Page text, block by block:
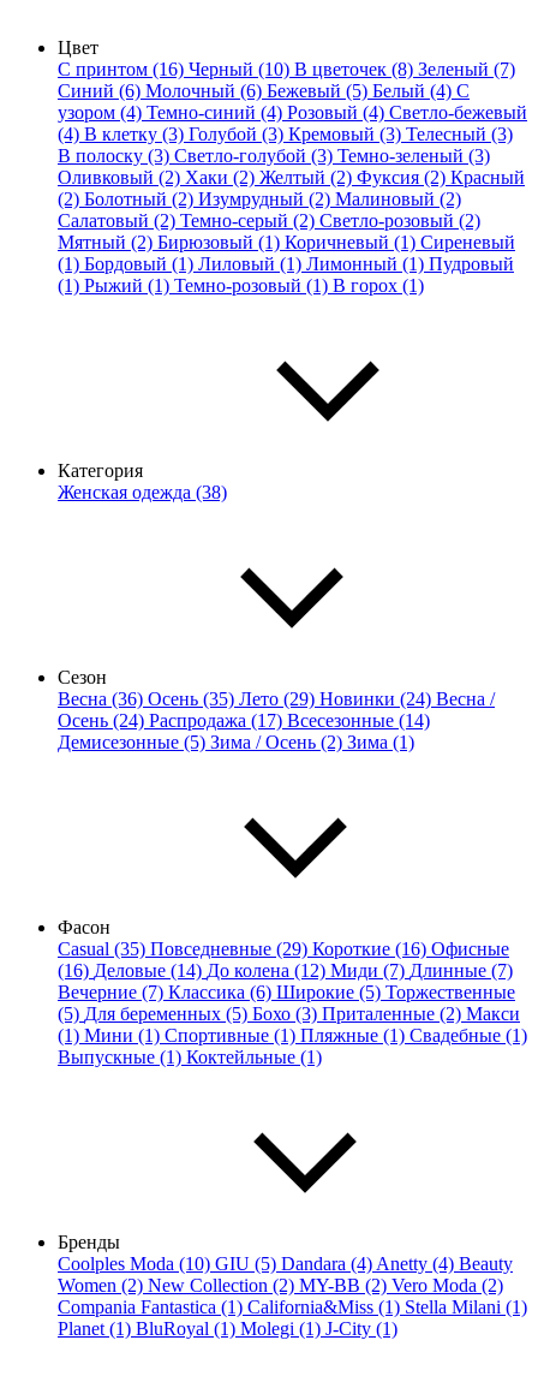
Цвет
С принтом (16) Черный (10) В цветочек (8) Зеленый (7)
Синий (6) Молочный (6) Бежевый (5) Белый (4) С
узором (4) Темно-синий (4) Розовый (4) Светло-бежевый
(4) В клетку (3) Голубой (3) Кремовый (3) Телесный (3)
В полоску (3) Светло-голубой (3) Темно-зеленый (3)
Оливковый (2) Хаки (2) Желтый (2) Фуксия (2) Красный
(2) Болотный (2) Изумрудный (2) Малиновый (2)
Салатовый (2) Темно-серый (2) Светло-розовый (2)
Мятный (2) Бирюзовый (1) Коричневый (1) Сиреневый
(1) Бордовый (1) Лиловый (1) Лимонный (1) Пудровый
(1) Рыжий (1) Темно-розовый (1) В горох (1)
Категория
Женская одежда (38)
Сезон
Весна (36) Осень (35) Лето (29) Новинки (24) Весна /
Осень (24) Распродажа (17) Всесезонные (14)
Демисезонные (5) Зима / Осень (2) Зима (1)
Фасон
Casual (35) Повседневные (29) Короткие (16) Офисные
(16) Деловые (14) До колена (12) Миди (7) Длинные (7)
Вечерние (7) Классика (6) Широкие (5) Торжественные
(5) Для беременных (5) Бохо (3) Приталенные (2) Макси
(1) Мини (1) Спортивные (1) Пляжные (1) Свадебные (1)
Выпускные (1) Коктейльные (1)
Бренды
Coolples Moda (10) GIU (5) Dandara (4) Anetty (4) Beauty
Women (2) New Collection (2) MY-BB (2) Vero Moda (2)
Compania Fantastica (1) California&Miss (1) Stella Milani (1)
Planet (1) BluRoyal (1) Molegi (1) J-City (1)